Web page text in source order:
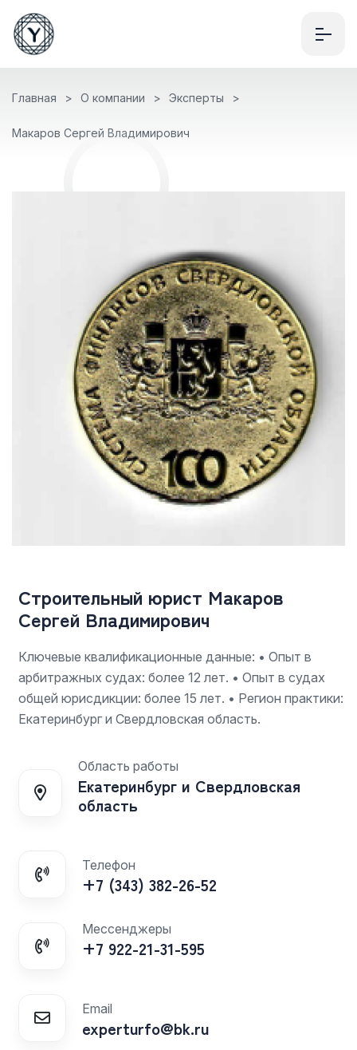
Главная О компании Эксперты
Макаров Сергей Владимирович
Строительный юрист Макаров
Сергей Владимирович
Ключевые квалификационные данные: • Опыт в
арбитражных судах: более 12 лет. • Опыт в судах
общей юрисдикции: более 15 лет. • Регион практики:
Екатеринбург и Свердловская область.
Область работы
Екатеринбург и Свердловская
область
Телефон
+7 (343) 382-26-52
Мессенджеры
+7 922-21-31-595
Email
experturfo@bk.ru